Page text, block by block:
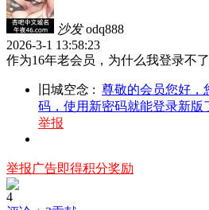
沙发 odq888
2026-3-1 13:58:23
作为16年老会员，为什么我登录不
旧城空念 : 尊敬的会员您好，
码，使用新密码就能登录新版
举报
举报广告即得积分奖励
4